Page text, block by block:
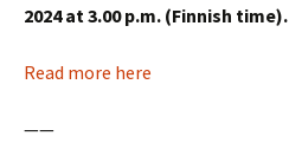
2024 at 3.00 p.m. (Finnish time).
Read more here
——